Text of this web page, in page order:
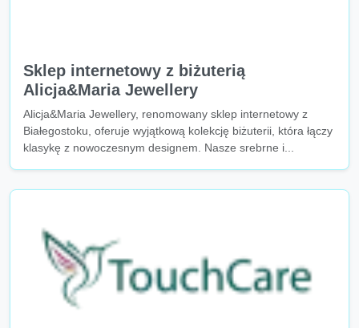
Sklep internetowy z biżuterią
Alicja&Maria Jewellery
Alicja&Maria Jewellery, renomowany sklep internetowy z
Białegostoku, oferuje wyjątkową kolekcję biżuterii, która łączy
klasykę z nowoczesnym designem. Nasze srebrne i...